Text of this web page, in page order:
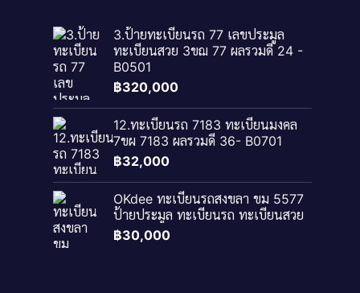
3.ป้ายทะเบียนรถ 77 เลขประมูล
ทะเบียนสวย 3ขฌ 77 ผลรวมดี 24 -
B0501
฿320,000
12.ทะเบียนรถ 7183 ทะเบียนมงคล
7ขผ 7183 ผลรวมดี 36- B0701
฿32,000
OKdee ทะเบียนรถสงขลา ขม 5577
ป้ายประมูล ทะเบียนรถ ทะเบียนสวย
฿30,000